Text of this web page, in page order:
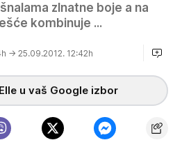
zlnatne boje a na
kombinuje ...
→ 25.09.2012. 12:42h
u vaš Google izbor